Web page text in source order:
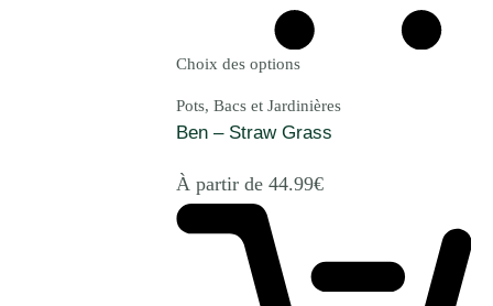
Choix des options
Pots, Bacs et Jardinières
Ben – Straw Grass
À partir de 44.99€